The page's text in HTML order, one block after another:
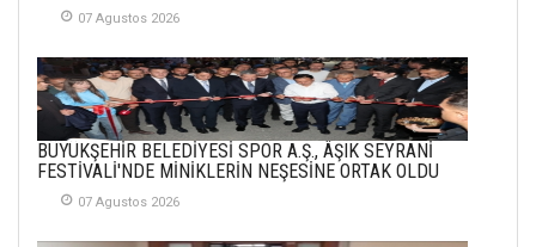
İlgi Alanlarımız ve Biz
02 Ekim 2025
SABAHATTİN
SÜRMEN
Kayserispor,
07 Agustos 2026
BÜYÜKŞEHİR BELEDİYESİ SPOR A.Ş., ÂŞIK SEYRANİ
FESTİVALİ'NDE MİNİKLERİN NEŞESİNE ORTAK OLDU
07 Agustos 2026